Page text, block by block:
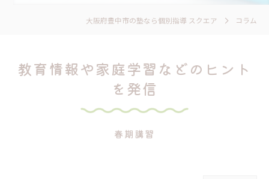
大阪府豊中市の塾なら個別指導 スクエア コラム
教育情報や家庭学習などのヒント
を発信
春期講習